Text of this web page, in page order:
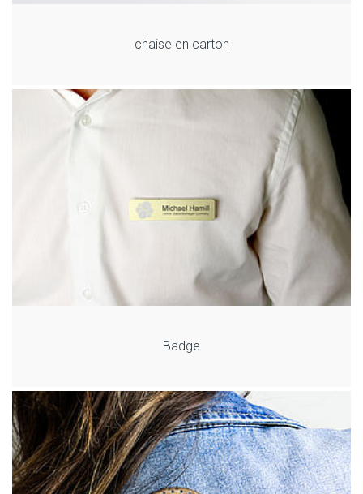
chaise en carton
Badge